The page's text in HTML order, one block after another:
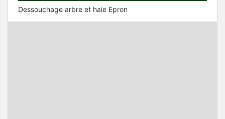
Dessouchage arbre et haie Epron